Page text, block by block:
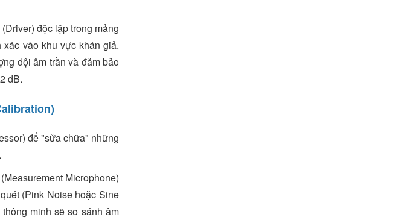
độc lập trong mảng
xác vào khu vực khán giả.
dội âm trần và đảm bảo
dB.
để "sửa chữa" những
Microphone)
(Pink Noise hoặc Sine
minh sẽ so sánh âm